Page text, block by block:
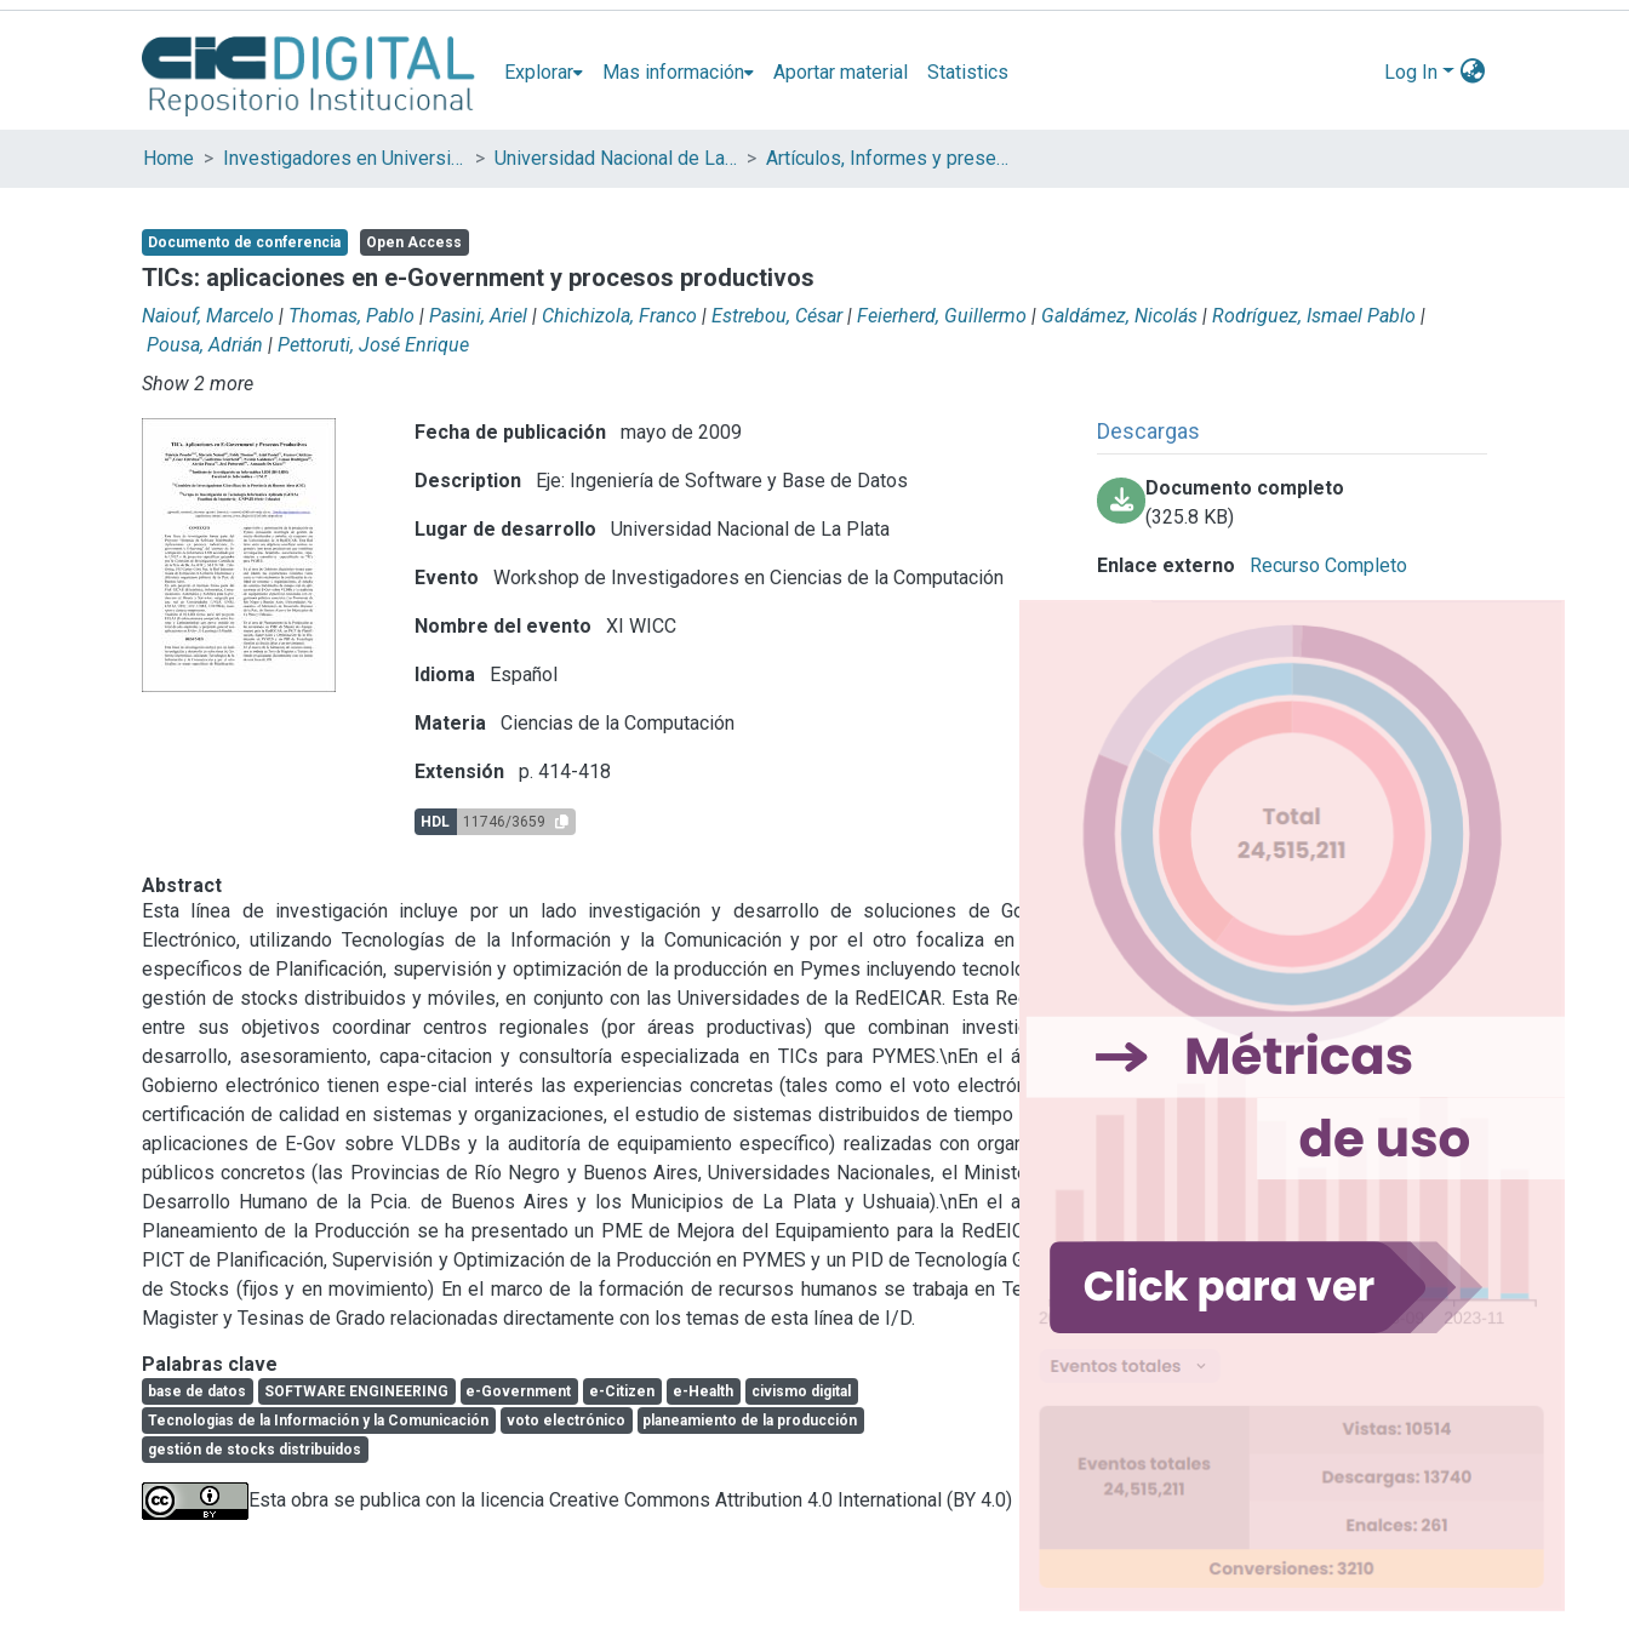
Explorar Mas información Aportar material Statistics Log In
Home Investigadores en Universidades Nacionales de la provincia de Buenos Aires Universidad Nacional de La Plata (UNLP) Artículos, Informes y presentaciones en Congresos (UNLP)
Documento de conferencia Open Access
TICs: aplicaciones en e-Government y procesos productivos
Naiouf, Marcelo | Thomas, Pablo | Pasini, Ariel | Chichizola, Franco | Estrebou, César | Feierherd, Guillermo | Galdámez, Nicolás | Rodríguez, Ismael Pablo |
Pousa, Adrián | Pettoruti, José Enrique
Show 2 more
Fecha de publicación mayo de 2009
Description Eje: Ingeniería de Software y Base de Datos
Lugar de desarrollo Universidad Nacional de La Plata
Evento Workshop de Investigadores en Ciencias de la Computación
Nombre del evento XI WICC
Idioma Español
Materia Ciencias de la Computación
Extensión p. 414-418
HDL 11746/3659
Descargas
Documento completo
(325.8 KB)
Enlace externo Recurso Completo
Abstract
Esta línea de investigación incluye por un lado investigación y desarrollo de soluciones de Gobierno
Electrónico, utilizando Tecnologías de la Información y la Comunicación y por el otro focaliza en temas
específicos de Planificación, supervisión y optimización de la producción en Pymes incluyendo tecnología de
gestión de stocks distribuidos y móviles, en conjunto con las Universidades de la RedEICAR. Esta Red tiene
entre sus objetivos coordinar centros regionales (por áreas productivas) que combinan investigación,
desarrollo, asesoramiento, capa-citacion y consultoría especializada en TICs para PYMES.\nEn el área de
Gobierno electrónico tienen espe-cial interés las experiencias concretas (tales como el voto electrónico, la
certificación de calidad en sistemas y organizaciones, el estudio de sistemas distribuidos de tiempo real en
aplicaciones de E-Gov sobre VLDBs y la auditoría de equipamiento específico) realizadas con organismos
públicos concretos (las Provincias de Río Negro y Buenos Aires, Universidades Nacionales, el Ministerio de
Desarrollo Humano de la Pcia. de Buenos Aires y los Municipios de La Plata y Ushuaia).\nEn el area de
Planeamiento de la Producción se ha presentado un PME de Mejora del Equipamiento para la RedEICAR, un
PICT de Planificación, Supervisión y Optimización de la Producción en PYMES y un PID de Tecnología Gestión
de Stocks (fijos y en movimiento) En el marco de la formación de recursos humanos se trabaja en Tesis de
Magister y Tesinas de Grado relacionadas directamente con los temas de esta línea de I/D.
Palabras clave
base de datos SOFTWARE ENGINEERING e-Government e-Citizen e-Health
civismo digital
Tecnologias de la Información y la Comunicación
voto electrónico
planeamiento de la producción
gestión de stocks distribuidos
Esta obra se publica con la licencia Creative Commons Attribution 4.0 International (BY 4.0)